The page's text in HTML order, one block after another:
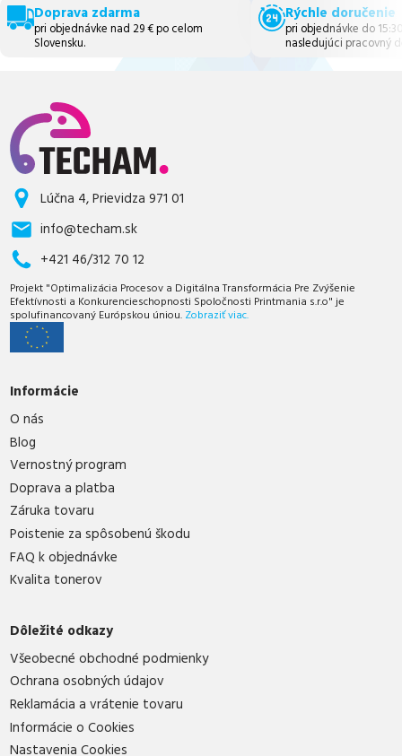
Doprava zdarma
pri objednávke nad 29 € po celom
Slovensku.
Rýchle doručenie
pri objednávke do
nasledujúci pracovný
Lúčna 4, Prievidza 971 01
info@techam.sk
+421 46/312 70 12
Projekt "Optimalizácia Procesov a Digitálna Transformácia Pre Zvýšenie
Efektívnosti a Konkurencieschopnosti Spoločnosti Printmania s.r.o" je
spolufinancovaný Európskou úniou. Zobraziť viac.
Informácie
O nás
Blog
Vernostný program
Doprava a platba
Záruka tovaru
Poistenie za spôsobenú škodu
FAQ k objednávke
Kvalita tonerov
Dôležité odkazy
Všeobecné obchodné podmienky
Ochrana osobných údajov
Reklamácia a vrátenie tovaru
Informácie o Cookies
Nastavenia Cookies